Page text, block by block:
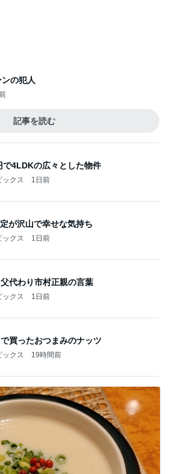
の犯人
記事を読む
で4LDKの広々とした物件
クス 1日前
が沢山で幸せな気持ち
クス 1日前
代わり市村正親の言葉
クス 1日前
買ったおつまみのナッツ
クス 19時間前